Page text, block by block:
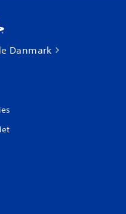
Danmark